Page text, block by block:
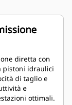
diretta con
pistoni idraulici
di taglio e
e
ottimali.